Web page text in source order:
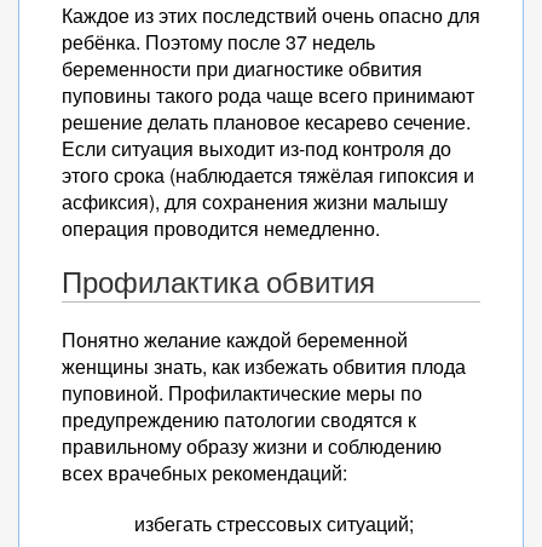
Каждое из этих последствий очень опасно для
ребёнка. Поэтому после 37 недель
беременности при диагностике обвития
пуповины такого рода чаще всего принимают
решение делать плановое кесарево сечение.
Если ситуация выходит из-под контроля до
этого срока (наблюдается тяжёлая гипоксия и
асфиксия), для сохранения жизни малышу
операция проводится немедленно.
Профилактика обвития
Понятно желание каждой беременной
женщины знать, как избежать обвития плода
пуповиной. Профилактические меры по
предупреждению патологии сводятся к
правильному образу жизни и соблюдению
всех врачебных рекомендаций:
избегать стрессовых ситуаций;